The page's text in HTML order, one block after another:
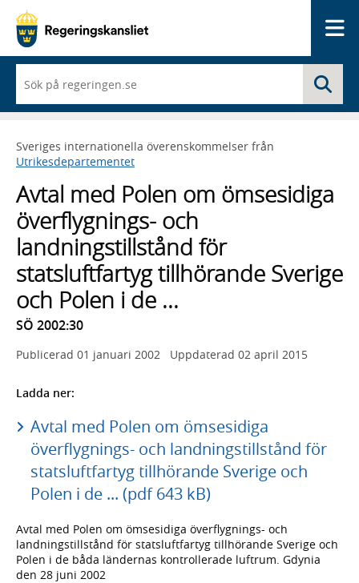
du
börjar
skriva
framträder
en
med
sökförslag
Sveriges internationella överenskommelser från
Utrikesdepartementet
Avtal med Polen om ömsesidiga
överflygnings- och
landningstillstånd för
statsluftfartyg tillhörande Sverige
och Polen i de ...
SÖ 2002:30
Publicerad 01 januari 2002 Uppdaterad 02 april 2015
Ladda ner:
Avtal med Polen om ömsesidiga
överflygnings- och landningstillstånd för
statsluftfartyg tillhörande Sverige och
Polen i de ... (pdf 643 kB)
Avtal med Polen om ömsesidiga överflygnings- och
landningstillstånd för statsluftfartyg tillhörande Sverige och
Polen i de båda ländernas kontrollerade luftrum. Gdynia
den 28 juni 2002